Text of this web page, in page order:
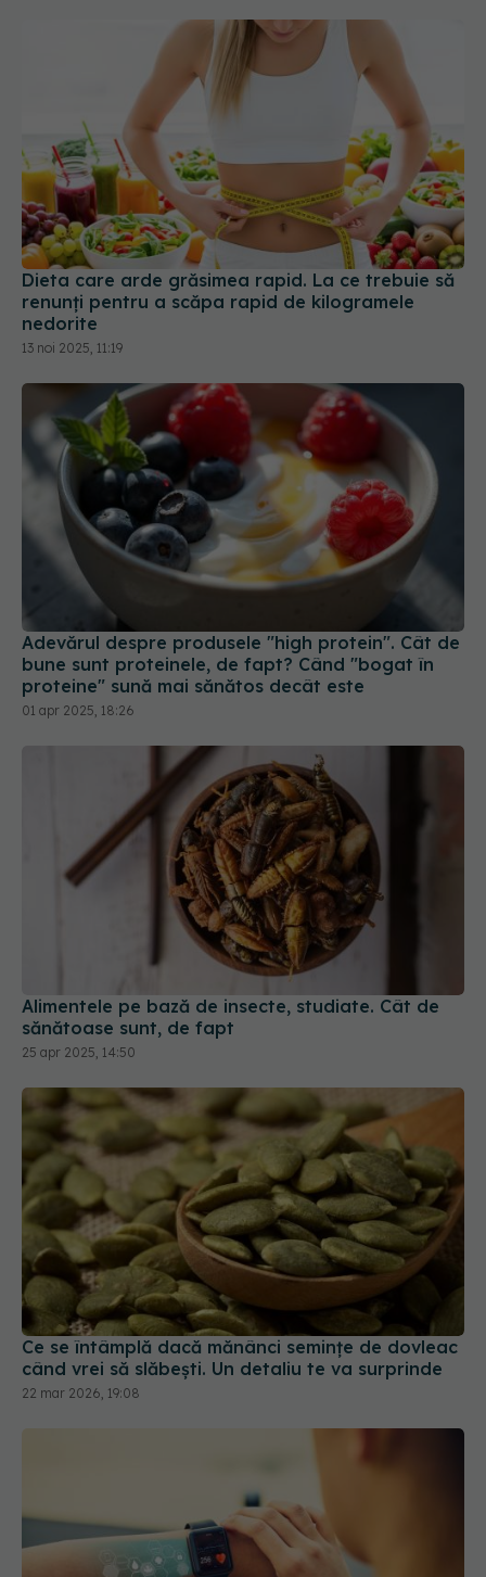
Dieta care arde grăsimea rapid. La ce trebuie să
renunți pentru a scăpa rapid de kilogramele
nedorite
13 noi 2025, 11:19
Adevărul despre produsele "high protein". Cât de
bune sunt proteinele, de fapt? Când "bogat în
proteine" sună mai sănătos decât este
01 apr 2025, 18:26
Alimentele pe bază de insecte, studiate. Cât de
sănătoase sunt, de fapt
25 apr 2025, 14:50
Ce se întâmplă dacă mănânci semințe de dovleac
când vrei să slăbești. Un detaliu te va surprinde
22 mar 2026, 19:08